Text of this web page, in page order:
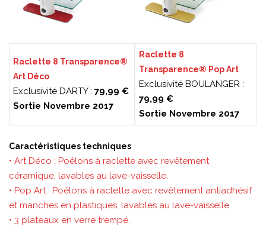
Raclette 8 Transparence®
Art Déco
Exclusivité DARTY : 79,99 €
Sortie Novembre 2017
Raclette 8
Transparence® Pop Art
Exclusivité BOULANGER :
79,99 €
Sortie Novembre 2017
Caractéristiques techniques
• Art Déco : Poêlons à raclette avec revêtement
céramique, lavables au lave-vaisselle.
• Pop Art : Poêlons à raclette avec revêtement antiadhésif
et manches en plastiques, lavables au lave-vaisselle.
• 3 plateaux en verre trempé.